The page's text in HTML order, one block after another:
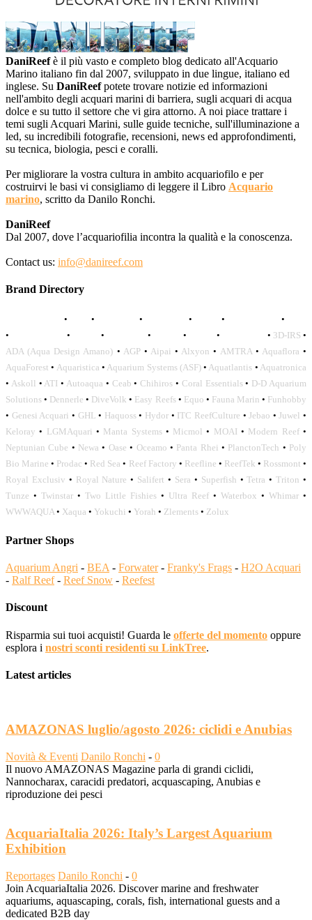
DaniReefè il più vasto e completo blog dedicato all'Acquario
Marino italiano fin dal 2007, sviluppato in due lingue, italiano ed
inglese. Su DaniReefpotete trovare notizie ed informazioni
nell'ambito degli acquari marini di barriera, sugli acquari di acqua
dolce e su tutto il settore che vi gira attorno. A noi piace trattare i
temi sugli Acquari Marini, sulle guide tecniche, sull'illuminazione a
led, su incredibili fotografie, recensioni, news ed approfondimenti,
su tecnica, biologia, pesci e coralli.
Per migliorare la vostra cultura in ambito acquariofilo e per
costruirvi le basi vi consigliamo di leggere il Libro Acquario
marino, scritto da Danilo Ronchi.
DaniReef
Dal 2007, dove l’acquariofilia incontra la qualità e la conoscenza.
Contact us: info@danireef.com
Brand Directory
• • • • • •
•
• • • • • • 3D-IRS •
ADA (Aqua Design Amano) • AGP• Aipai • Alxyon • AMTRA• Aquaflora •
AquaForest • Aquaristica • Aquarium Systems (ASF)• Aquatlantis • Aquatronica
• Askoll • ATI • Autoaqua • Ceab • Chihiros • Coral Essentials• D-D Aquarium
Solutions • Dennerle • DiveVolk • Easy Reefs• Equo • Fauna Marin • Funhobby
• Genesi Acquari • GHL • Haquoss• Hydor • ITC ReefCulture •Jebao •Juwel •
Keloray • LGMAquari • Manta Systems• Micmol • MOAI • Modern Reef•
Neptunian Cube • Newa • Oase • Oceamo • Panta Rhei • PlanctonTech • Poly
Bio Marine • Prodac • Red Sea • Reef Factory • Reefline • ReefTek • Rossmont •
Royal Exclusiv • Royal Nature • Salifert • Sera • Superfish •Tetra •Triton •
Tunze • Twinstar • Two Little Fishies • Ultra Reef • Waterbox • Whimar •
WWWAQUA • Xaqua • Yokuchi • Yorah • Zlements • Zolux
Partner Shops
Aquarium Angri - BEA - Forwater- Franky's Frags - H2O Acquari
- Ralf Reef- Reef Snow - Reefest
Discount
Risparmia sui tuoi acquisti! Guarda le offerte del momento oppure
esplora i nostri sconti residenti su LinkTree.
Latest articles
AMAZONAS luglio/agosto 2026: ciclidi e Anubias
Novità & Eventi Danilo Ronchi - 0
Il nuovo AMAZONAS Magazine parla di grandi ciclidi,
Nannocharax, caracidi predatori, acquascaping, Anubias e
riproduzione dei pesci
AcquariaItalia 2026: Italy’s Largest Aquarium
Exhibition
Reportages Danilo Ronchi - 0
Join AcquariaItalia 2026. Discover marine and freshwater
aquariums, aquascaping, corals, fish, international guests and a
dedicated B2B day